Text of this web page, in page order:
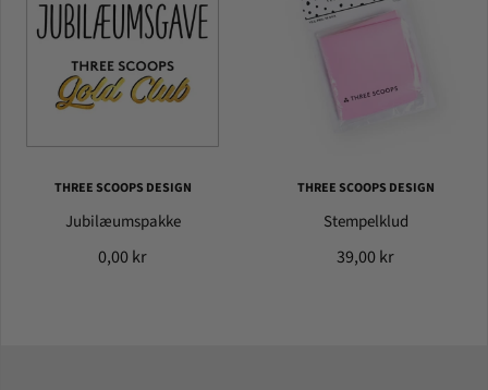
THREE SCOOPS DESIGN
Jubilæumspakke
0,00 kr
THREE SCOOPS DESIGN
Stempelklud
39,00 kr